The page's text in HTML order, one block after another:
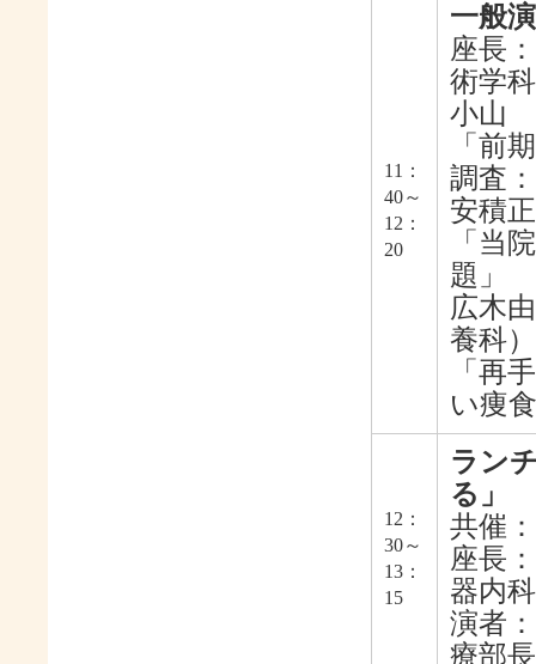
11：
40～
12：
20
一般
座長
術学
小山
「前
調査
安積
「当
題」
広木
養科）
「再
い痩
12：
30～
13：
15
ラン
る」
共催
座長
器内
演者
療部